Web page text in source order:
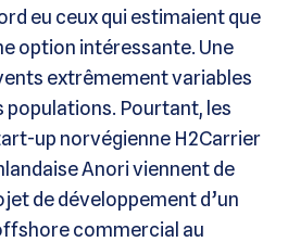
eu ceux qui estimaient que
option intéressante. Une
extrêmement variables
populations. Pourtant, les
up norvégienne H2Carrier
Anori viennent de
de développement d’un
commercial au